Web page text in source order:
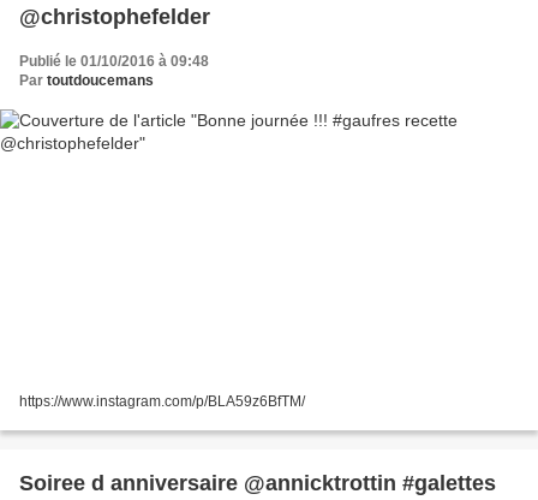
@christophefelder
Publié le 01/10/2016 à 09:48
Par toutdoucemans
https://www.instagram.com/p/BLA59z6BfTM/
Soiree d anniversaire @annicktrottin #galettes